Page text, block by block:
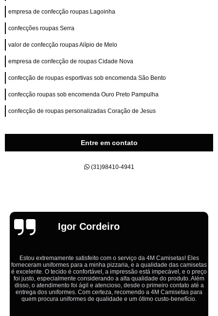
empresa de confecção roupas Lagoinha
confecções roupas Serra
valor de confecção roupas Alípio de Melo
empresa de confecção de roupas Cidade Nova
confecção de roupas esportivas sob encomenda São Bento
confecção roupas sob encomenda Ouro Preto Pampulha
confecção de roupas personalizadas Coração de Jesus
Entre em contato
(31)98410-4941
Emília
Ótimo atendimento,todos muito educados, prestativos e que colocam o
cliente em primeiro lugar. Qualquer lugar tem problemas,isso é fato, mas
aqui na 4M tudo é resolvido com calma e de forma que todos saem
ganhando no final.